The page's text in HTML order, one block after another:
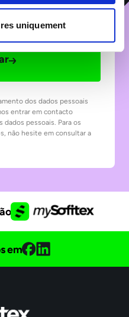
uniquement
dos dados pessoais
entrar em contacto
pessoais. Para os
não hesite em consultar a
em